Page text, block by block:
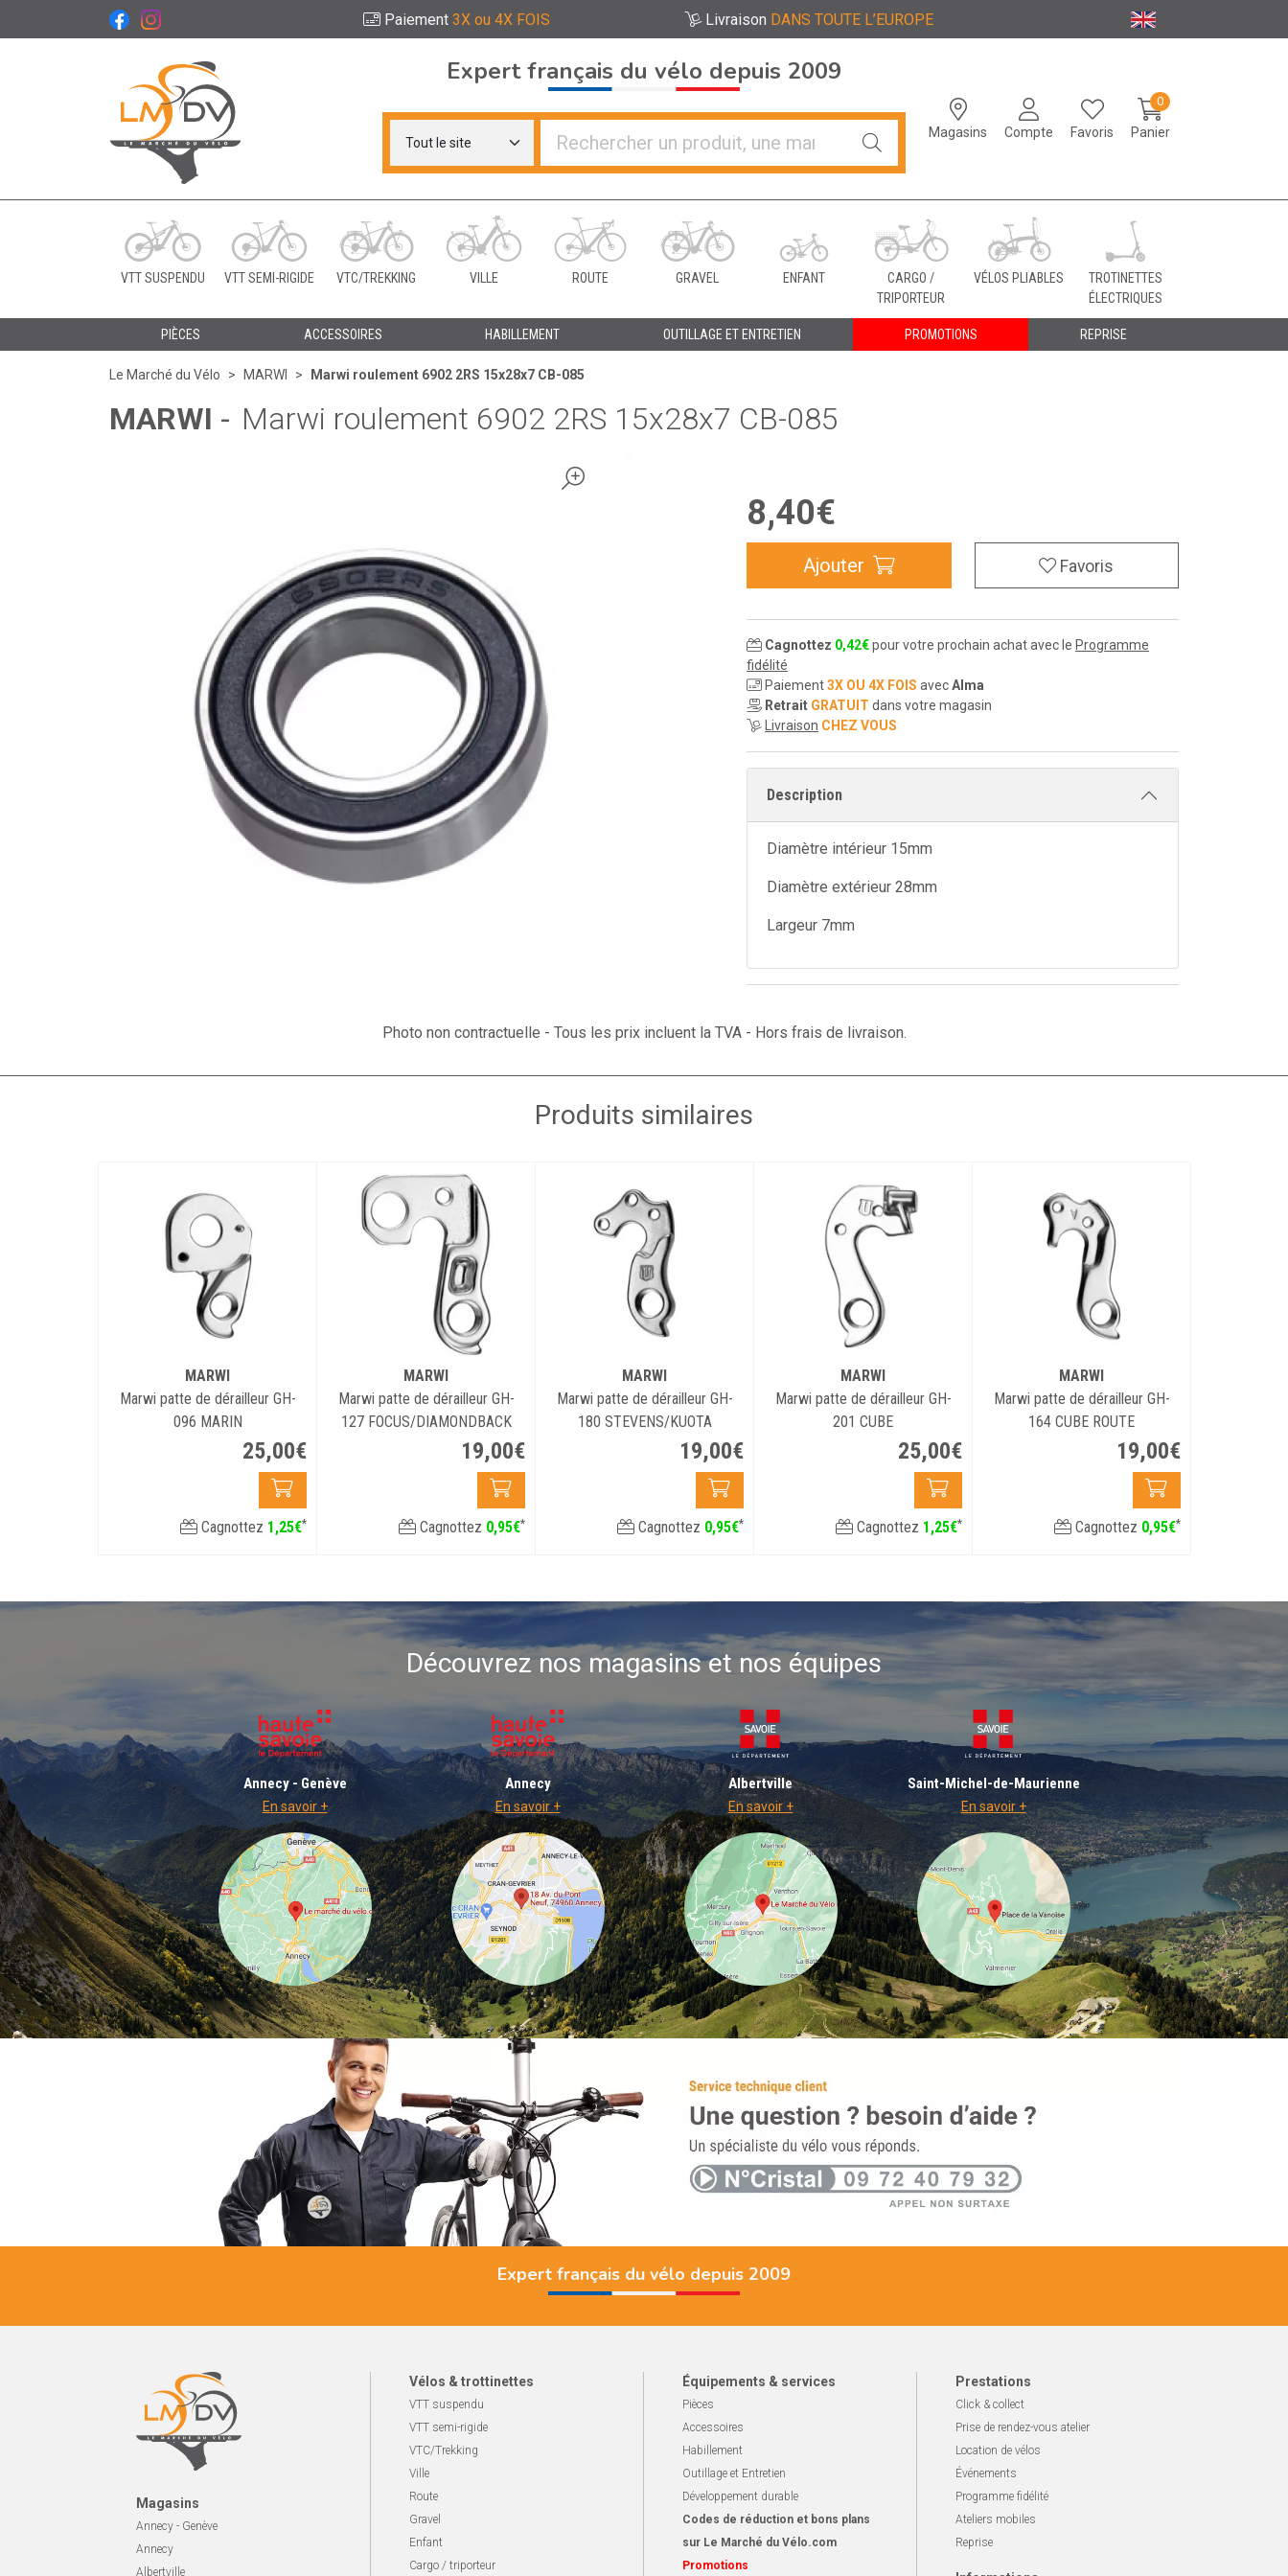
Paiement 3X ou 4X FOIS Livraison DANS TOUTE L’EUROPE
Le Marché du Vélo Votre distributeurs de vélo
Magasins Compte Favoris Panier
0
Expert français du vélo depuis 2009
VTT SUSPENDU VTT SEMI-RIGIDE VTC/TREKKING VILLE ROUTE GRAVEL ENFANT
CARGO /
TRIPORTEUR
VÉLOS PLIABLES
TROTINETTES
ÉLECTRIQUES
PIÈCES ACCESSOIRES HABILLEMENT OUTILLAGE ET ENTRETIEN PROMOTIONS REPRISE
Le Marché du Vélo MARWI Marwi roulement 6902 2RS 15x28x7 CB-085
MARWI - Marwi roulement 6902 2RS 15x28x7 CB-085
8,40€
Ajouter Favoris
Cagnottez 0,42€pour votre prochain achat avec le Programme
fidélité
Paiement3X OU 4X FOIS avecAlma
Retrait GRATUIT dans votre magasin
Livraison CHEZ VOUS
Description
Diamètre intérieur 15mm
Diamètre extérieur 28mm
Largeur 7mm
Photo non contractuelle - Tous les prix incluent la TVA - Hors frais de livraison.
Produits similaires
MARWI
Marwi patte de dérailleur GH-
096 MARIN
25,00€
Cagnottez 1,25€*
MARWI
Marwi patte de dérailleur GH-
127 FOCUS/DIAMONDBACK
19,00€
Cagnottez 0,95€*
MARWI
Marwi patte de dérailleur GH-
180 STEVENS/KUOTA
19,00€
Cagnottez 0,95€*
MARWI
Marwi patte de dérailleur GH-
201 CUBE
25,00€
Cagnottez 1,25€*
MARWI
Marwi patte de dérailleur GH-
164 CUBE ROUTE
19,00€
Cagnottez 0,95€*
Découvrez nos magasins et nos équipes
Annecy - Genève
En savoir +
Annecy
En savoir +
Albertville
En savoir +
Saint-Michel-de-Maurienne
En savoir +
Expert français du vélo depuis 2009
Magasins
Annecy - Genève
Annecy
Albertville
Vélos & trottinettes
VTT suspendu
VTT semi-rigide
VTC/Trekking
Ville
Route
Gravel
Enfant
Cargo / triporteur
Équipements & services
Pièces
Accessoires
Habillement
Outillage et Entretien
Développement durable
Codes de réduction et bons plans
sur Le Marché du Vélo.com
Promotions
Prestations
Click & collect
Prise de rendez-vous atelier
Location de vélos
Événements
Programme fidélité
Ateliers mobiles
Reprise